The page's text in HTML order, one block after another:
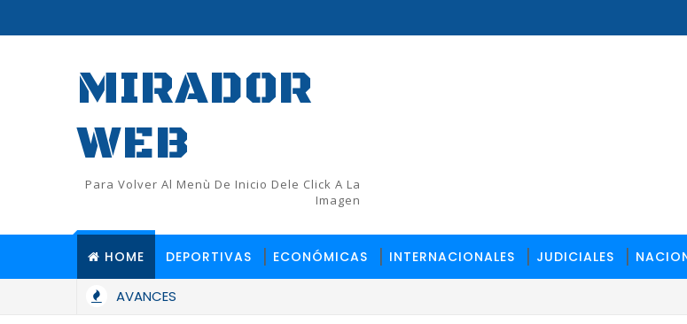
MIRADOR
WEB
Para Volver Al Menù De Inicio Dele Click A La
Imagen
HOME DEPORTIVAS ECONÓMICAS INTERNACIONALES JUDICIALES
AVANCES